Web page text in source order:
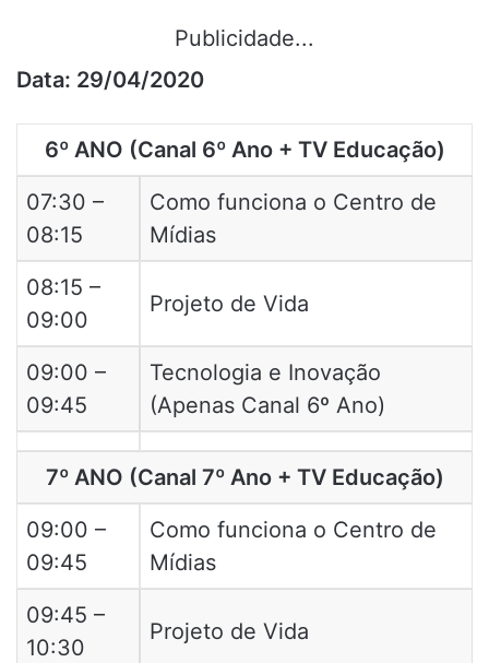
Publicidade...
Data: 29/04/2020
6º ANO (Canal 6º Ano + TV Educação)
07:30 –
08:15
Como funciona o Centro de
Mídias
08:15 –
09:00
Projeto de Vida
09:00 –
09:45
Tecnologia e Inovação
(Apenas Canal 6º Ano)
7º ANO (Canal 7º Ano + TV Educação)
09:00 –
09:45
Como funciona o Centro de
Mídias
09:45 –
10:30
Projeto de Vida